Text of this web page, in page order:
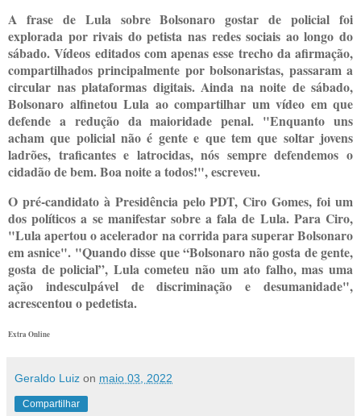
A frase de Lula sobre Bolsonaro gostar de policial foi
explorada por rivais do petista nas redes sociais ao longo do
sábado. Vídeos editados com apenas esse trecho da afirmação,
compartilhados principalmente por bolsonaristas, passaram a
circular nas plataformas digitais. Ainda na noite de sábado,
Bolsonaro alfinetou Lula ao compartilhar um vídeo em que
defende a redução da maioridade penal. "Enquanto uns
acham que policial não é gente e que tem que soltar jovens
ladrões, traficantes e latrocidas, nós sempre defendemos o
cidadão de bem. Boa noite a todos!", escreveu.
O pré-candidato à Presidência pelo PDT, Ciro Gomes, foi um
dos políticos a se manifestar sobre a fala de Lula. Para Ciro,
"Lula apertou o acelerador na corrida para superar Bolsonaro
em asnice". "Quando disse que “Bolsonaro não gosta de gente,
gosta de policial”, Lula cometeu não um ato falho, mas uma
ação indesculpável de discriminação e desumanidade",
acrescentou o pedetista.
Extra Online
Geraldo Luiz on maio 03, 2022
Compartilhar